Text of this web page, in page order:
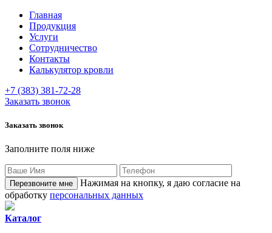
Главная
Продукция
Услуги
Сотрудничество
Контакты
Калькулятор кровли
+7 (383) 381-72-28
Заказать звонок
Заказать звонок
Заполните поля ниже
Нажимая на кнопку, я даю согласие на
обработку персональных данных
Каталог